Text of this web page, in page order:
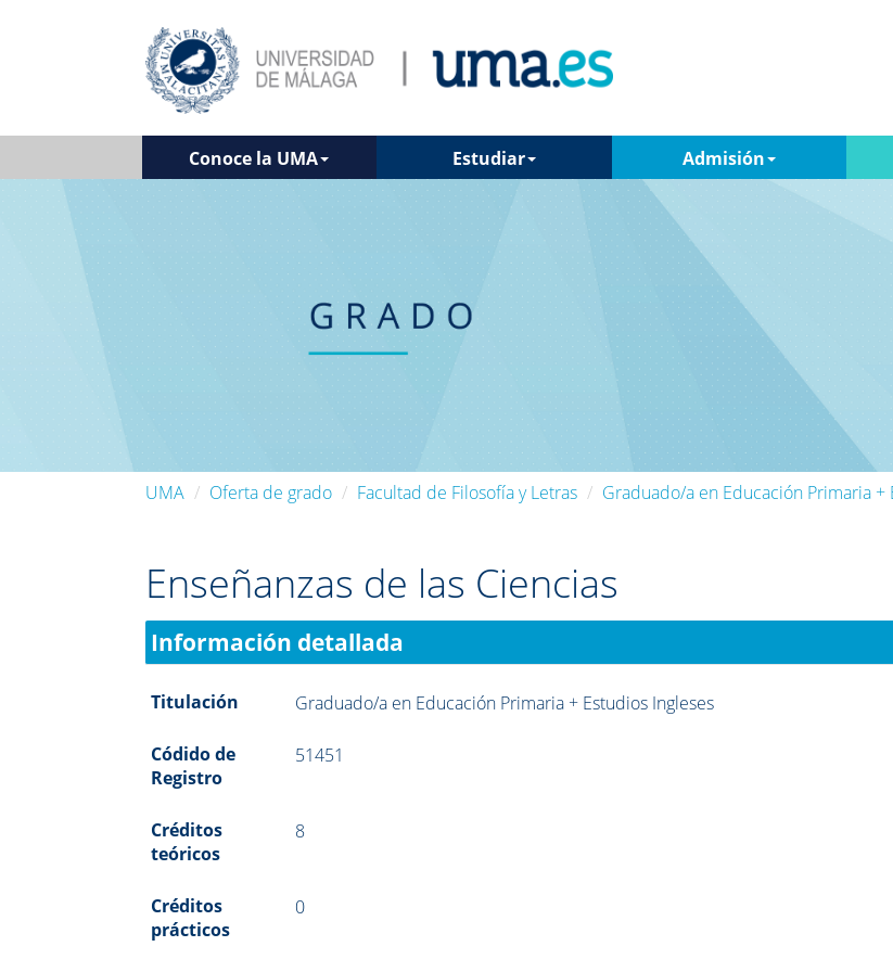
Conoce la UMA Estudiar Admisión
UMA Oferta de grado Facultad de Filosofía y Letras Graduado/a en Educación Primaria +
Enseñanzas de las Ciencias
Información detallada
Titulación Graduado/a en Educación Primaria + Estudios Ingleses
Códido de
Registro
51451
Créditos
teóricos
8
Créditos
prácticos
0